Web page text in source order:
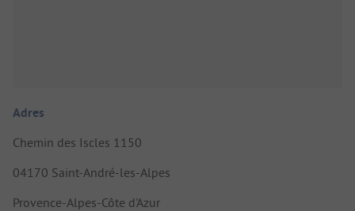
Adres
Chemin des Iscles 1150
04170 Saint-André-les-Alpes
Provence-Alpes-Côte d'Azur